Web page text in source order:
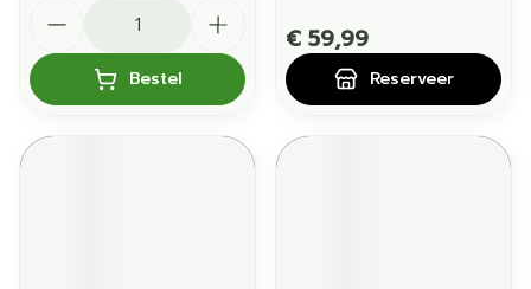
Bestel
€ 59,99
Reserveer